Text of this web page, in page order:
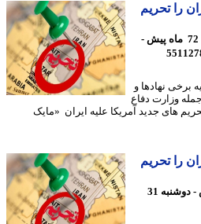
تحریم
ماه پیش -
نهادها و
دفاع
جدید آمریکا علیه ایران «مایک
تحریم
72 ماه پیش - دوشنبه 31